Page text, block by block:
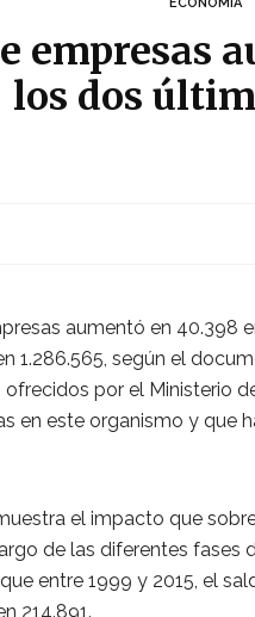
empresas
los dos
aumentó en 40.398
1.286.565, según el
por el Ministerio
en este organismo y que
el impacto que
de las diferentes
entre 1999 y 2015, el
214.891.